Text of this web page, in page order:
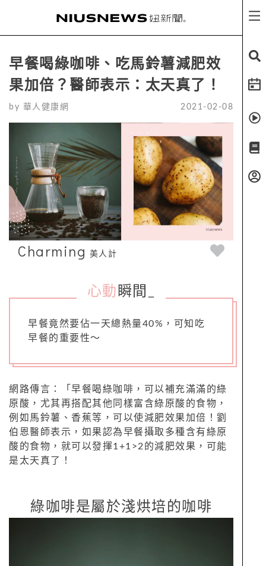
早餐喝綠咖啡、吃馬鈴薯減肥效
果加倍？醫師表示：太天真了！
by 華人健康網 2021-02-08
Charming 美人計
心動 瞬間
早餐竟然要佔一天總熱量40%，可知吃
早餐的重要性～
網路傳言：「早餐喝綠咖啡，可以補充滿滿的綠
原酸，尤其再搭配其他同樣富含綠原酸的食物，
例如馬鈴薯、香蕉等，可以使減肥效果加倍！劉
伯恩醫師表示，如果認為早餐攝取多種含有綠原
酸的食物，就可以發揮1+1>2的減肥效果，可能
是太天真了！
綠咖啡是屬於淺烘培的咖啡